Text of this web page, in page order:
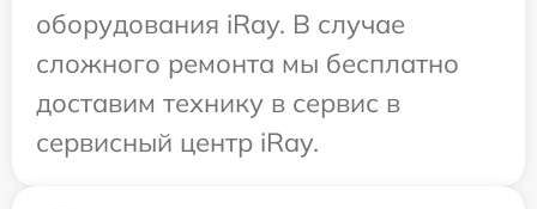
оборудования iRay. В случае
сложного ремонта мы бесплатно
доставим технику в сервис в
сервисный центр iRay.